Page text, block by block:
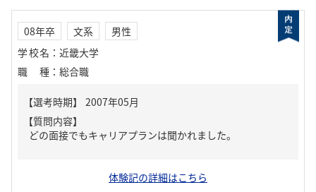
08年卒 文系
男性
学校名 ： 近畿大学
職種 ： 総合職
【質問内容】
どの面接でもキャリアプランは聞かれました。
体験記の詳細はこちら